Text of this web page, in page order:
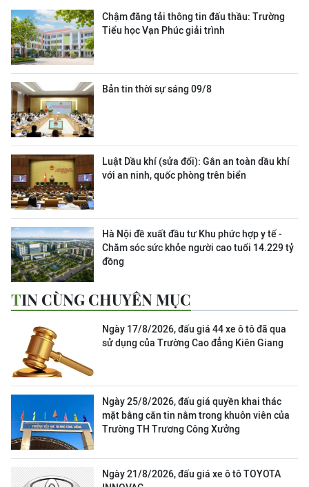
Chậm đăng tải thông tin đấu thầu: Trường
Tiểu học Vạn Phúc giải trình
Bản tin thời sự sáng 09/8
Luật Dầu khí (sửa đổi): Gắn an toàn dầu khí
với an ninh, quốc phòng trên biển
Hà Nội đề xuất đầu tư Khu phức hợp y tế -
Chăm sóc sức khỏe người cao tuổi 14.229 tỷ
đồng
TIN CÙNG CHUYÊN MỤC
Ngày 17/8/2026, đấu giá 44 xe ô tô đã qua
sử dụng của Trường Cao đẳng Kiên Giang
Ngày 25/8/2026, đấu giá quyền khai thác
mặt bằng căn tin nằm trong khuôn viên của
Trường TH Trương Công Xưởng
Ngày 21/8/2026, đấu giá xe ô tô TOYOTA